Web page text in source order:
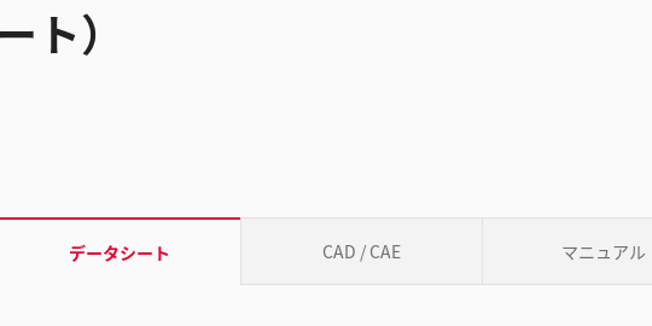
ト）
データシート CAD / CAE マニュアル